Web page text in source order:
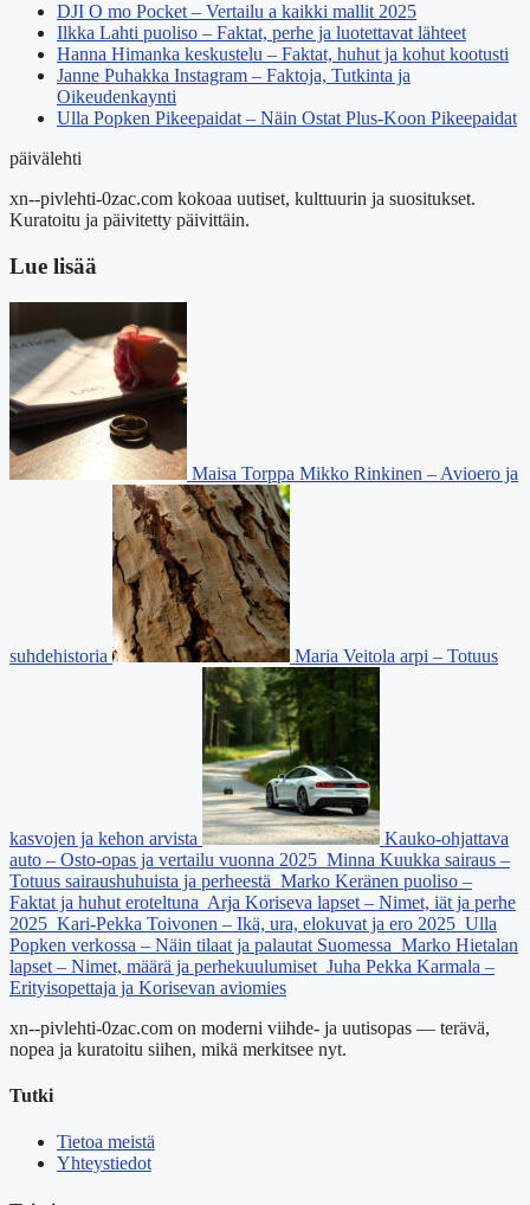
DJI O mo Pocket – Vertailu a kaikki mallit 2025
Ilkka Lahti puoliso – Faktat, perhe ja luotettavat lähteet
Hanna Himanka keskustelu – Faktat, huhut ja kohut kootusti
Janne Puhakka Instagram – Faktoja, Tutkinta ja
Oikeudenkaynti
Ulla Popken Pikeepaidat – Näin Ostat Plus-Koon Pikeepaidat
päivälehti
xn--pivlehti-0zac.com kokoaa uutiset, kulttuurin ja suositukset.
Kuratoitu ja päivitetty päivittäin.
Lue lisää
Maisa Torppa Mikko Rinkinen – Avioero ja
suhdehistoria Maria Veitola arpi – Totuus
kasvojen ja kehon arvista
Kauko-ohjattava
auto – Osto-opas ja vertailu vuonna 2025 Minna Kuukka sairaus –
Totuus sairaushuhuista ja perheestä Marko Keränen puoliso –
Faktat ja huhut eroteltuna Arja Koriseva lapset – Nimet, iät ja perhe
2025 Kari-Pekka Toivonen – Ikä, ura, elokuvat ja ero 2025 Ulla
Popken verkossa – Näin tilaat ja palautat Suomessa Marko Hietalan
lapset – Nimet, määrä ja perhekuulumiset Juha Pekka Karmala –
Erityisopettaja ja Korisevan aviomies
xn--pivlehti-0zac.com on moderni viihde- ja uutisopas — terävä,
nopea ja kuratoitu siihen, mikä merkitsee nyt.
Tutki
Tietoa meistä
Yhteystiedot